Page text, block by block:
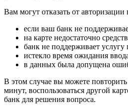
Вам могут отказать от авторизации
если ваш банк не
на карте недостаточно
банк не поддерживает услугу
истекло время ожидания
в данных была допущена
В этом случае вы можете
минут, воспользоваться другой
банк для решения вопроса.